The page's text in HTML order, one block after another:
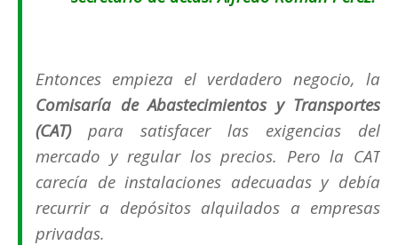
Entonces empieza el verdadero negocio, la
Comisaría de Abastecimientos y Transportes
(CAT)para satisfacer las exigencias del
mercado y regular los precios. Pero la CAT
carecía de instalaciones adecuadas y debía
recurrir a depósitos alquilados a empresas
privadas.